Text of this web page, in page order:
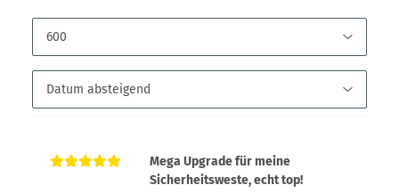
Mega Upgrade für meine
Sicherheitsweste, echt top!